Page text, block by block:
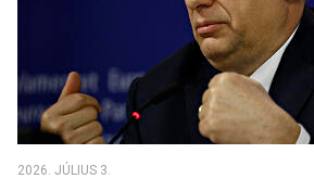
2026. JÚLIUS 3.